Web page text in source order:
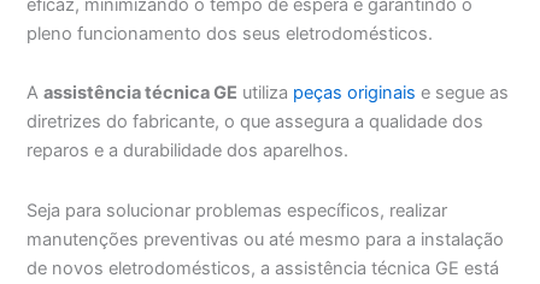
eficaz, minimizando o tempo de espera e garantindo o
pleno funcionamento dos seus eletrodomésticos.
Aassistência técnica GE utiliza peças originais e segue as
diretrizes do fabricante, o que assegura a qualidade dos
reparos e a durabilidade dos aparelhos.
Seja para solucionar problemas específicos, realizar
manutenções preventivas ou até mesmo para a instalação
de novos eletrodomésticos, a assistência técnica GE está